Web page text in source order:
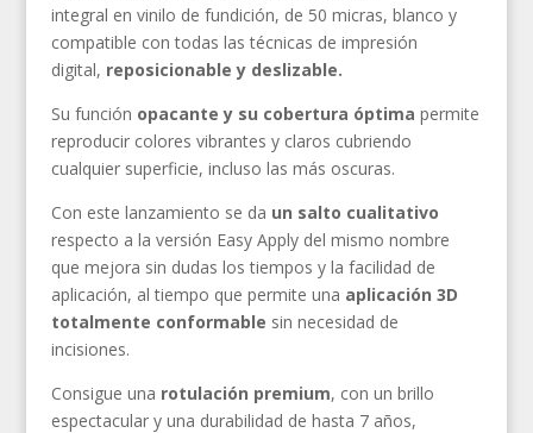
integral en vinilo de fundición, de 50 micras, blanco y
compatible con todas las técnicas de impresión
digital, reposicionable y deslizable.
Su función opacante y su cobertura óptima permite
reproducir colores vibrantes y claros cubriendo
cualquier superficie, incluso las más oscuras.
Con este lanzamiento se da un salto cualitativo
respecto a la versión Easy Apply del mismo nombre
que mejora sin dudas los tiempos y la facilidad de
aplicación, al tiempo que permite una aplicación 3D
totalmente conformable sin necesidad de
incisiones.
Consigue una rotulación premium, con un brillo
espectacular y una durabilidad de hasta 7 años,